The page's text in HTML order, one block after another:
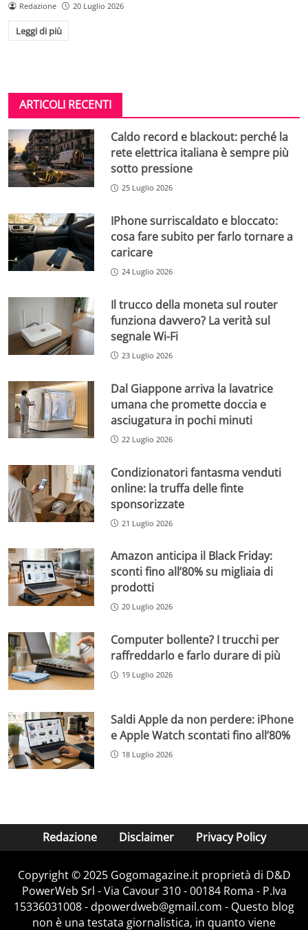
Redazione 20 Luglio 2026
Leggi di più
ARTICOLI RECENTI
Caldo record e blackout: perché la
rete elettrica italiana è sempre più
sotto pressione
25 Luglio 2026
IPhone surriscaldato e bloccato:
cosa fare subito per farlo tornare a
caricare
24 Luglio 2026
Il trucco della moneta sul router
funziona davvero? La verità sul
segnale Wi-Fi
23 Luglio 2026
Dal Giappone arriva la lavatrice
umana che promette doccia e
asciugatura in pochi minuti
22 Luglio 2026
Condizionatori fantasma venduti
online: la truffa delle finte
sponsorizzate
21 Luglio 2026
Amazon anticipa il Black Friday:
sconti fino all’80% su migliaia di
prodotti
20 Luglio 2026
Computer bollente? I trucchi per
raffreddarlo e farlo durare di più
19 Luglio 2026
Saldi Apple da non perdere: iPhone
e Apple Watch scontati fino all’80%
18 Luglio 2026
Redazione Disclaimer Privacy Policy
Copyright © 2025 Gogomagazine.it proprietà di D&D
PowerWeb Srl - Via Cavour 310 - 00184 Roma - P.Iva
15336031008 - dpowerdweb@gmail.com - Questo blog
non è una testata giornalistica, in quanto viene